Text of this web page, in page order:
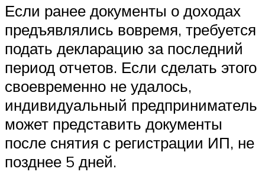
Если ранее документы о доходах
предъявлялись вовремя, требуется
подать декларацию за последний
период отчетов. Если сделать этого
своевременно не удалось,
индивидуальный предприниматель
может представить документы
после снятия с регистрации ИП, не
позднее 5 дней.